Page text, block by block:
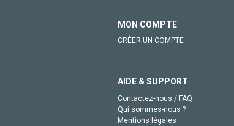
MON COMPTE
CRÉER UN COMPTE
AIDE & SUPPORT
Contactez-nous / FAQ
Qui sommes-nous ?
Mentions légales